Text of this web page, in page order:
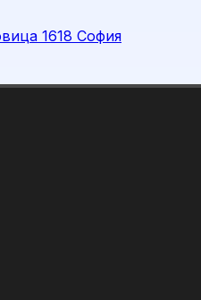
1618 София